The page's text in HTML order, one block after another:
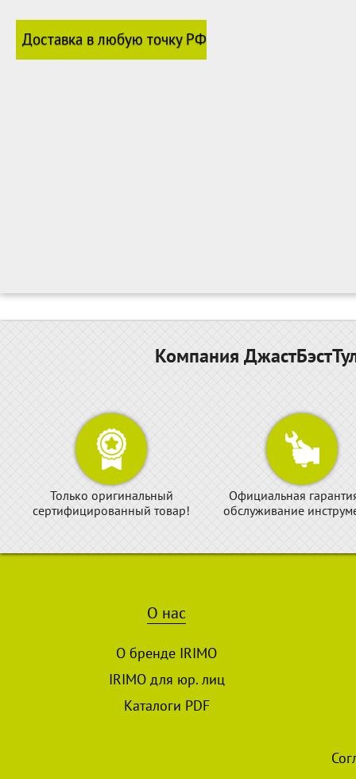
Доставка в любую точку РФ
Компания
Только оригинальный
сертифицированный товар!
Официальная
обслуживание
О нас
О бренде IRIMO
IRIMO для юр. лиц
Каталоги PDF